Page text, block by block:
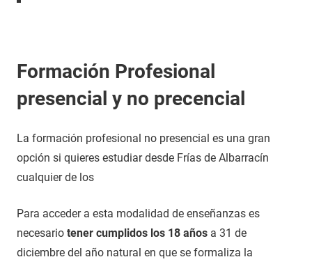
Formación Profesional
presencial y no precencial
La formación profesional no presencial es una gran
opción si quieres estudiar desde Frías de Albarracín
cualquier de los
Para acceder a esta modalidad de enseñanzas es
necesario tener cumplidos los 18 años a 31 de
diciembre del año natural en que se formaliza la